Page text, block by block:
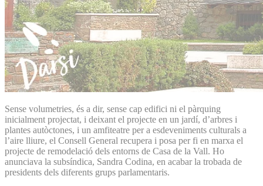
Sense volumetries, és a dir, sense cap edifici ni el pàrquing
inicialment projectat, i deixant el projecte en un jardí, d’arbres i
plantes autòctones, i un amfiteatre per a esdeveniments culturals a
l’aire lliure, el Consell General recupera i posa per fi en marxa el
projecte de remodelació dels entorns de Casa de la Vall. Ho
anunciava la subsíndica, Sandra Codina, en acabar la trobada de
presidents dels diferents grups parlamentaris.